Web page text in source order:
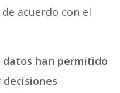
acuerdo con el
datos han permitido